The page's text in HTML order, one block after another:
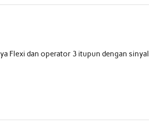
Flexi dan operator 3 itupun dengan sinyal